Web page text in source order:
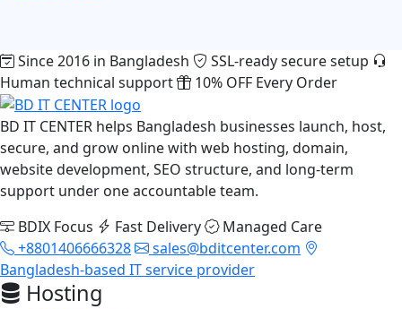
Since 2016 in Bangladesh
SSL-ready secure setup
Human technical support
10% OFF Every Order
BD IT CENTER helps Bangladesh businesses launch, host,
secure, and grow online with web hosting, domain,
website development, SEO structure, and long-term
support under one accountable team.
BDIX Focus
Fast Delivery
Managed Care
+8801406666328
sales@bditcenter.com
Bangladesh-based IT service provider
Hosting